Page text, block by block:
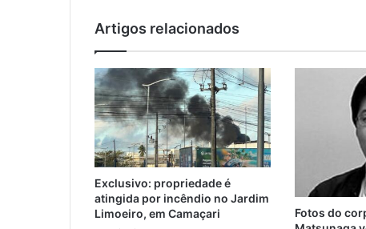
Artigos relacionados
Exclusivo: propriedade é
atingida por incêndio no Jardim
Limoeiro, em Camaçari
Fotos do